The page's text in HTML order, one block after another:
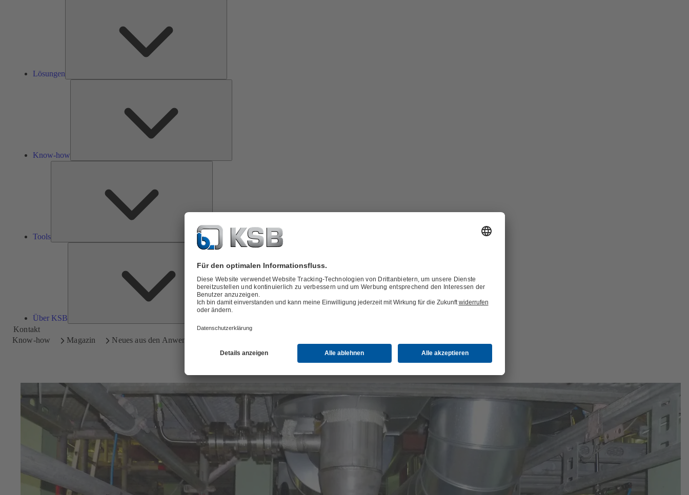
Lösungen
Know-how
Tools
Über KSB
Über
Kontakt
Know-how
Magazin Neues aus den Anwendungen